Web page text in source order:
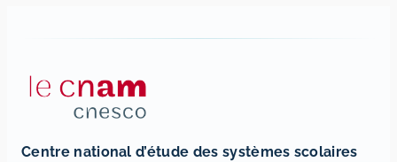
Centre national d’étude des systèmes scolaires